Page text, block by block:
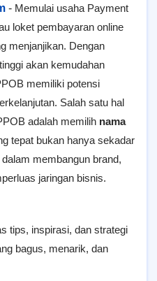
- Memulai usaha Payment
loket pembayaran online
menjanjikan. Dengan
akan kemudahan
memiliki potensi
Salah satu hal
adalah memilih nama
tepat bukan hanya sekadar
membangun brand,
jaringan bisnis.
tips, inspirasi, dan strategi
bagus, menarik, dan